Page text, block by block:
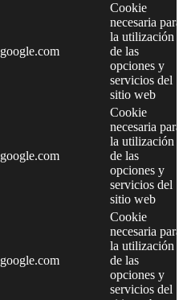
google.com
Cookie
necesaria para
la utilización
de las
opciones y
servicios del
sitio web
google.com
Cookie
necesaria para
la utilización
de las
opciones y
servicios del
sitio web
google.com
Cookie
necesaria para
la utilización
de las
opciones y
servicios del